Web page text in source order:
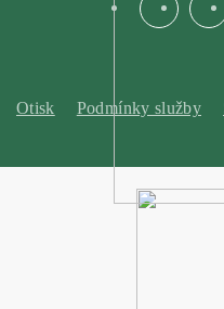
Otisk Podmínky služby